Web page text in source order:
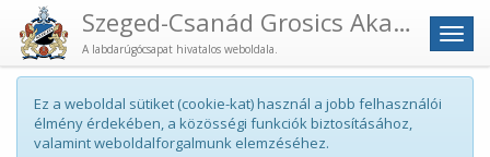
Menü
Szeged-Csanád Grosics Akadémia
A labdarúgócsapat hivatalos weboldala.
Ez a weboldal sütiket (cookie-kat) használ a jobb felhasználói
élmény érdekében, a közösségi funkciók biztosításához,
valamint weboldalforgalmunk elemzéséhez.